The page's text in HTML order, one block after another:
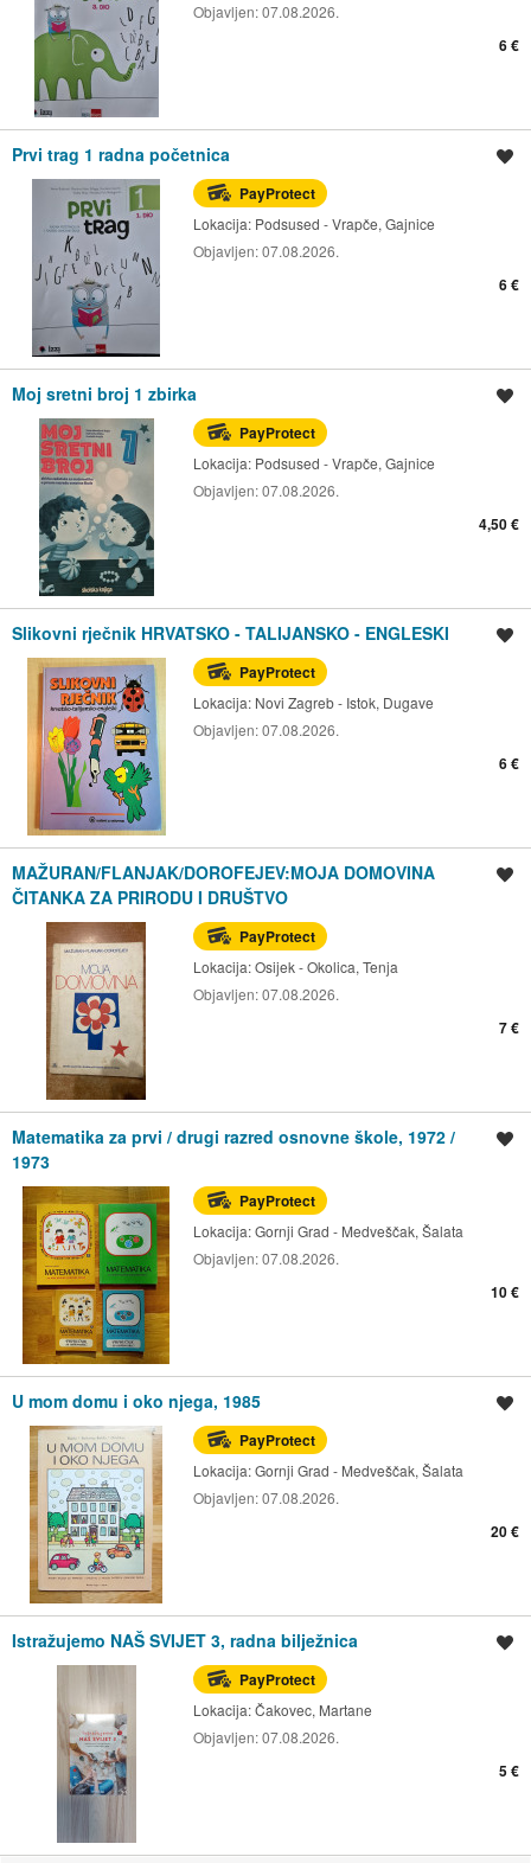
Objavljen:07.08.2026.
6 €
Prvi trag 1 radna početnica
PayProtect
Lokacija: Podsused - Vrapče, Gajnice
Objavljen:07.08.2026.
6 €
Moj sretni broj 1 zbirka
PayProtect
Lokacija: Podsused - Vrapče, Gajnice
Objavljen:07.08.2026.
4,50 €
Slikovni rječnik HRVATSKO - TALIJANSKO - ENGLESKI
PayProtect
Lokacija: Novi Zagreb - Istok, Dugave
Objavljen:07.08.2026.
6 €
MAŽURAN/FLANJAK/DOROFEJEV:MOJA DOMOVINA
ČITANKA ZA PRIRODU I DRUŠTVO
PayProtect
Lokacija:Osijek - Okolica, Tenja
Objavljen:07.08.2026.
7 €
Matematika za prvi / drugi razred osnovne škole, 1972 /
1973
PayProtect
Lokacija:Gornji Grad - Medveščak, Šalata
Objavljen:07.08.2026.
10 €
U mom domu i oko njega, 1985
PayProtect
Lokacija:Gornji Grad - Medveščak, Šalata
Objavljen:07.08.2026.
20 €
Istražujemo NAŠ SVIJET 3, radna bilježnica
PayProtect
Lokacija:Čakovec, Martane
Objavljen:07.08.2026.
5 €